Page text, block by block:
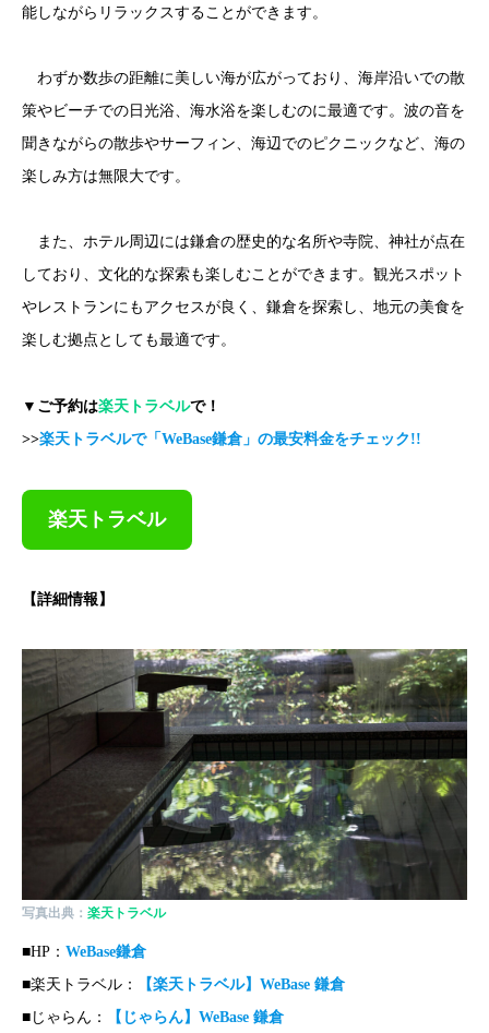
能しながらリラックスすることができます。
わずか数歩の距離に美しい海が広がっており、海岸沿いでの散
策やビーチでの日光浴、海水浴を楽しむのに最適です。波の音を
聞きながらの散歩やサーフィン、海辺でのピクニックなど、海の
楽しみ方は無限大です。
また、ホテル周辺には鎌倉の歴史的な名所や寺院、神社が点在
しており、文化的な探索も楽しむことができます。観光スポット
やレストランにもアクセスが良く、鎌倉を探索し、地元の美食を
楽しむ拠点としても最適です。
▼ご予約は楽天トラベルで！
>>楽天トラベルで「WeBase鎌倉」の最安料金をチェック!!
楽天トラベル
【詳細情報】
写真出典： 楽天トラベル
■HP： WeBase鎌倉
■楽天トラベル：
【楽天トラベル】WeBase 鎌倉
■じゃらん：
【じゃらん】WeBase 鎌倉